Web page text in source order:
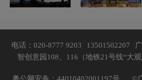
电话：020-8777 9203 13501502207
智创意园108、116（地铁21号线“大观
粤公网安备：44010402001197号， ©